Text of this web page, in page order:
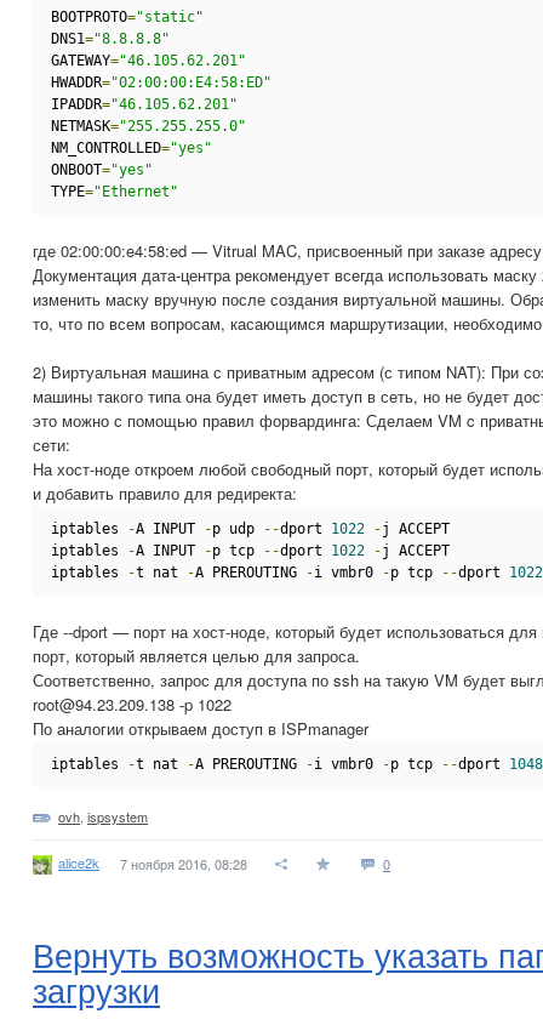
BOOTPROTO="static"
DNS1="8.8.8.8"
GATEWAY="46.105.62.201"
HWADDR="02:00:00:E4:58:ED"
IPADDR="46.105.62.201"
NETMASK="255.255.255.0"
NM_CONTROLLED="yes"
ONBOOT="yes"
TYPE="Ethernet"
где 02:00:00:e4:58:ed — Vitrual MAC, присвоенный при заказе
Документация дата-центра рекомендует всегда использовать
изменить маску вручную после создания виртуальной машины.
то, что по всем вопросам, касающимся маршрутизации,
2) Виртуальная машина с приватным адресом (с типом NAT): При
машины такого типа она будет иметь доступ в сеть, но не будет
это можно с помощью правил форвардинга: Сделаем VM c
сети:
На хост-ноде откроем любой свободный порт, который будет
и добавить правило для редиректа:
iptables -A INPUT -p udp --dport 1022 -j ACCEPT
iptables
-A INPUT -p tcp --dport 1022 -j ACCEPT
iptables
-t nat -A PREROUTING -i vmbr0 -p tcp --dport 1022
Где --dport — порт на хост-ноде, который будет использоваться
порт, который является целью для запроса.
Соответственно, запрос для доступа по ssh на такую VM будет
root@94.23.209.138 -p 1022
По аналогии открываем доступ в ISPmanager
iptables -t nat -A PREROUTING -i vmbr0 -p tcp --dport 1048
ovh ispsystem
alice2k 7 ноября 2016, 08:28 0
Вернуть возможность указать
загрузки